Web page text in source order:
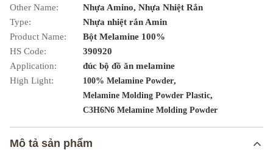
Other Name:
Nhựa Amino, Nhựa Nhiệt Rắn
Type:
Nhựa nhiệt rắn Amin
Product Name:
Bột Melamine 100%
HS Code:
390920
Application:
đúc bộ đồ ăn melamine
High Light:
100% Melamine Powder,
Melamine Molding Powder Plastic,
C3H6N6 Melamine Molding Powder
Mô tả sản phẩm